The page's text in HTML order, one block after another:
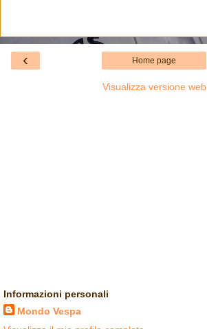
‹ Home page
Visualizza versione web
Informazioni personali
Mondo Vespa